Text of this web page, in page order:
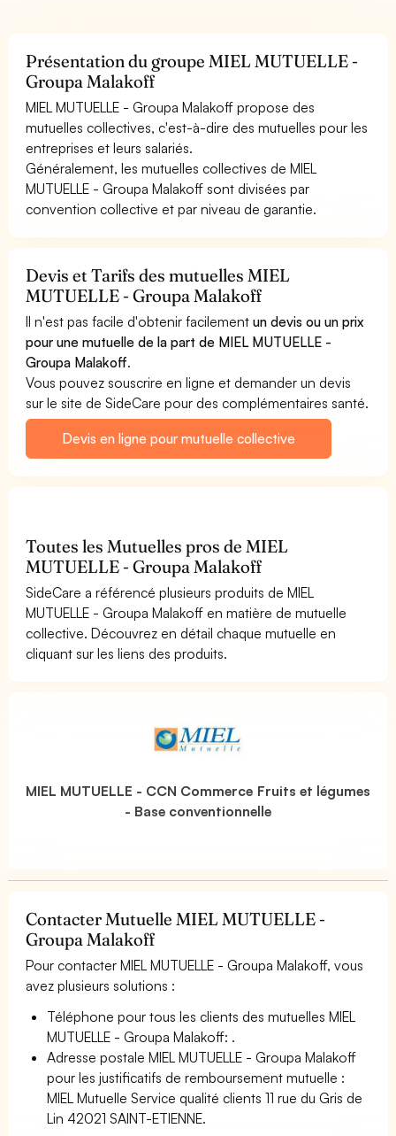
Présentation du groupe MIEL MUTUELLE -
Groupa Malakoff
MIEL MUTUELLE - Groupa Malakoff propose des
mutuelles collectives, c'est-à-dire des mutuelles pour les
entreprises et leurs salariés.
Généralement, les mutuelles collectives de MIEL
MUTUELLE - Groupa Malakoff sont divisées par
convention collective et par niveau de garantie.
Devis et Tarifs des mutuelles MIEL
MUTUELLE - Groupa Malakoff
Il n'est pas facile d'obtenir facilementun devis ou un prix
pour une mutuelle de la part de MIEL MUTUELLE -
Groupa Malakoff.
Vous pouvez souscrire en ligne et demander un devis
sur le site de SideCare pour des complémentaires santé.
Devis en ligne pour mutuelle collective
Toutes les Mutuelles pros de MIEL
MUTUELLE - Groupa Malakoff
SideCare a référencé plusieurs produits de MIEL
MUTUELLE - Groupa Malakoff en matière de mutuelle
collective. Découvrez en détail chaque mutuelle en
cliquant sur les liens des produits.
MIEL MUTUELLE - CCN Commerce Fruits et légumes
- Base conventionnelle
Contacter Mutuelle MIEL MUTUELLE -
Groupa Malakoff
Pour contacter MIEL MUTUELLE - Groupa Malakoff, vous
avez plusieurs solutions :
Téléphone pour tous les clients des mutuelles MIEL
MUTUELLE - Groupa Malakoff: .
Adresse postale MIEL MUTUELLE - Groupa Malakoff
pour les justificatifs de remboursement mutuelle :
MIEL Mutuelle Service qualité clients 11 rue du Gris de
Lin 42021 SAINT-ETIENNE.